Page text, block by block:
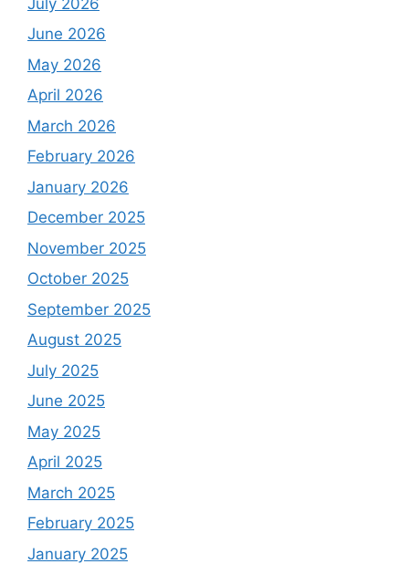
June 2026
May 2026
April 2026
March 2026
February 2026
January 2026
December 2025
November 2025
October 2025
September 2025
August 2025
July 2025
June 2025
May 2025
April 2025
March 2025
February 2025
January 2025